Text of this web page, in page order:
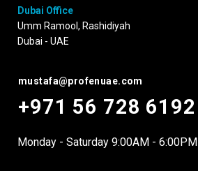
Dubai Office
Umm Ramool, Rashidiyah
Dubai - UAE
mustafa@profenuae.com
+971 56 728 6192
Monday - Saturday 9:00AM - 6:00PM